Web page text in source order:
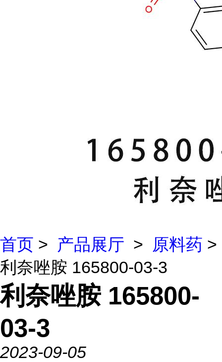
首页 > 产品展厅 > 原料药 >
利奈唑胺 165800-03-3
利奈唑胺 165800-
03-3
2023-09-05